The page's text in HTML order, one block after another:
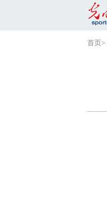
首页 >